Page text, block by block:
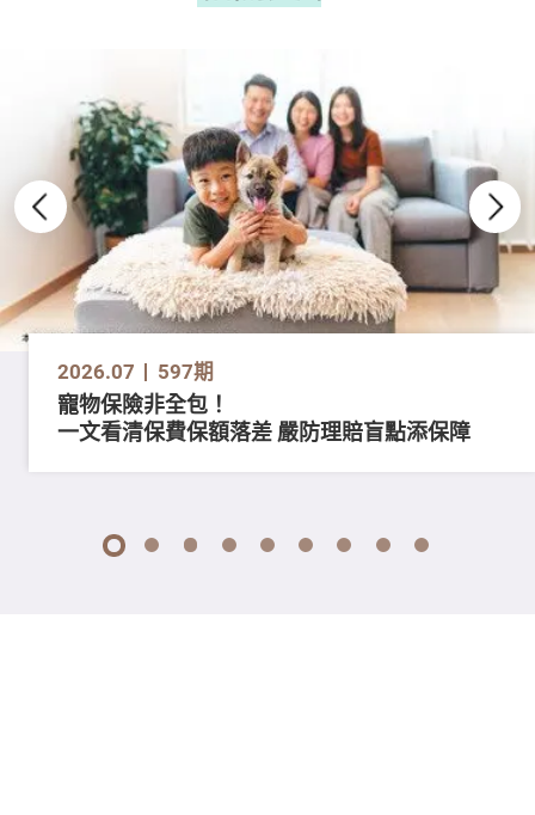
2026.07 597期
寵物保險非全包！
一文看清保費保額落差 嚴防理賠盲點添保障
1 2 3 4 5 6 7 8 9